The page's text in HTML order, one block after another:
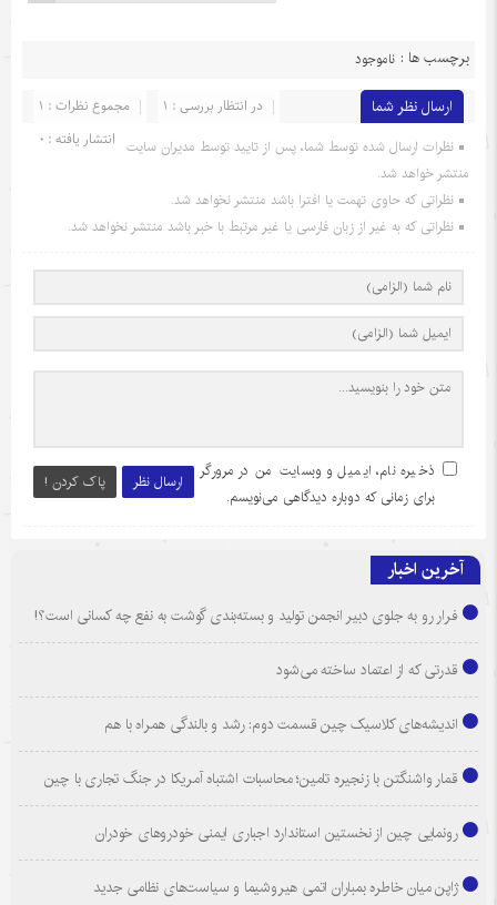
برچسب ها : ناموجود
ارسال نظر شما مجموع نظرات : 1
در انتظار بررسی : 1
انتشار یافته : 0 نظرات ارسال شده توسط شما، پس از تایید توسط مدیران سایت
منتشر خواهد شد.
نظراتی که حاوی تهمت یا افترا باشد منتشر نخواهد شد.
نظراتی که به غیر از زبان فارسی یا غیر مرتبط با خبر باشد منتشر نخواهد شد.
ارسال نظر پاک کردن !
ذخیره نام، ایمیل و وبسایت من در مرورگر
برای زمانی که دوباره دیدگاهی می‌نویسم.
آخرین اخبار
فرار رو به جلوی دبیر انجمن تولید و بسته‌بندی گوشت به نفع چه کسانی است؟!
قدرتی که از اعتماد ساخته می‌شود
اندیشه‌های کلاسیک چین قسمت دوم: رشد و بالندگی همراه با هم
قمار واشنگتن با زنجیره تامین؛ محاسبات اشتباه آمریکا در جنگ تجاری با چین
رونمایی چین از نخستین استاندارد اجباری ایمنی خودروهای خودران
ژاپن میان خاطره بمباران اتمی هیروشیما و سیاست‌های نظامی جدید